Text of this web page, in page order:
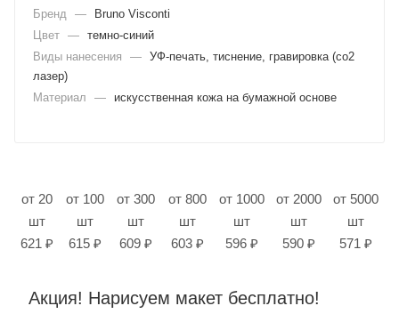
Бренд
—
Bruno Visconti
Цвет — темно-синий
Виды нанесения
— УФ-печать, тиснение, гравировка (co2
лазер)
Материал
— искусственная кожа на бумажной основе
от 20
шт
621 ₽
от 100
шт
615 ₽
от 300
шт
609 ₽
от 800
шт
603 ₽
от 1000
шт
596 ₽
от 2000
шт
590 ₽
от 5000
шт
571 ₽
Акция! Нарисуем макет бесплатно!